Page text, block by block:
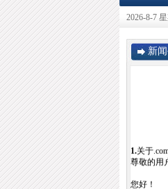
2026-8-7
新
1. 关于
尊敬的用
您好！